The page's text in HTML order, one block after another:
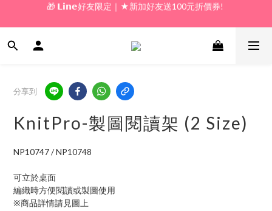
🎁 新好友購物金｜★加入新會員領券送100元!
分享到
KnitPro-製圖閱讀架 (2 Size)
NP10747 / NP10748
可立於桌面
編織時方便閱讀或製圖使用
※商品詳情請見圖上